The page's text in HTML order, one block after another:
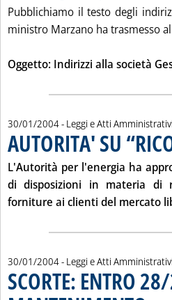
Pubblichiamo il testo degli
ministro Marzano ha trasmesso
Oggetto: Indirizzi alla società
30/01/2004- Leggi e Atti
AUTORITA' SU
L'Autorità per l'energia ha
di disposizioni in materia di
forniture ai clienti del mercato
30/01/2004- Leggi e Atti
SCORTE: ENTRO